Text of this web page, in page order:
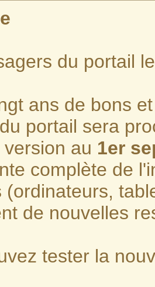
du portail
ans de bons
portail sera
au 1er
complète de
(ordinateurs,
de nouvelles
tester la